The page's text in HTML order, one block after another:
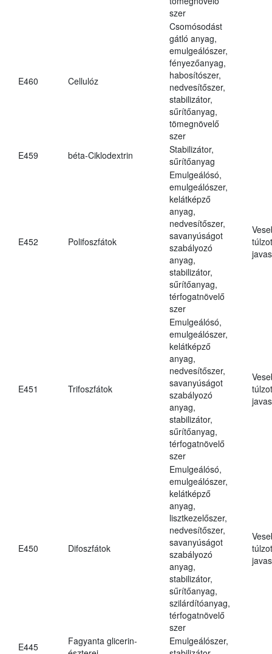
szer
E460 Cellulóz
Csomósodást
gátló anyag,
emulgeálószer,
fényezőanyag,
habosítószer,
nedvesítőszer,
stabilizátor,
sűrítőanyag,
tömegnövelő
szer
E459
béta-Ciklodextrin
Stabilizátor,
sűrítőanyag
E452 Polifoszfátok
Emulgeálósó,
emulgeálószer,
kelátképző
anyag,
nedvesítőszer,
savanyúságot
szabályozó
anyag,
stabilizátor,
sűrítőanyag,
térfogatnövelő
szer
E451 Trifoszfátok
Emulgeálósó,
emulgeálószer,
kelátképző
anyag,
nedvesítőszer,
savanyúságot
szabályozó
anyag,
stabilizátor,
sűrítőanyag,
térfogatnövelő
szer
E450 Difoszfátok
Emulgeálósó,
emulgeálószer,
kelátképző
anyag,
lisztkezelőszer,
nedvesítőszer,
savanyúságot
szabályozó
anyag,
stabilizátor,
sűrítőanyag,
szilárdítóanyag,
térfogatnövelő
szer
E445
Fagyanta glicerin-
Emulgeálószer,